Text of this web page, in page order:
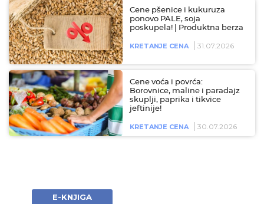
Cene pšenice i kukuruza
ponovo PALE, soja
poskupela! | Produktna berza
KRETANJE CENA 31.07.2026
Cene voća i povrća:
Borovnice, maline i paradajz
skuplji, paprika i tikvice
jeftinije!
KRETANJE CENA 30.07.2026
E-KNJIGA